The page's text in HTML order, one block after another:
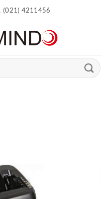
(021) 4211456